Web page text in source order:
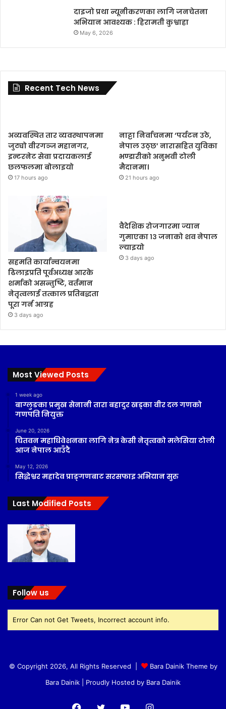
दाइजो प्रथा न्यूनीकरणका लागि जनचेतना
अभियान आवश्यक : हिरामती कुश्वाहा
May 6, 2026
Recent Tech News
अव्यवस्थित तार व्यवस्थापनमा
जुट्यो वीरगञ्ज महानगर,
इन्टरनेट सेवा प्रदायकलाई
छलफलमा बोलाइयो
17 hours ago
नाट्टा निर्वाचनमा ‘पर्यटन उठे,
नेपाल उठ्छ’ नारासहित युविका
भण्डारीको अनुभवी टोली
मैदानमा।
21 hours ago
सहमति कार्यान्वयनमा
ढिलाइप्रति पूर्वअध्यक्ष आरके
शर्माको असन्तुष्टि, वर्तमान
नेतृत्वलाई तत्काल प्रतिबद्धता
पूरा गर्न आग्रह
3 days ago
वैदेशिक रोजगारमा ज्यान
गुमाएका १३ जनाको शव नेपाल
ल्याइयो
3 days ago
Most Viewed Posts
1 week ago
बाग्लुङका प्रमुख सेनानी तारा बहादुर खड्का वीर दल गणको
गणपति नियुक्त
June 20, 2026
चितवन महाधिवेशनका लागि नेत्र केसी नेतृत्वको मलेसिया टोली
आज नेपाल आउँदै
May 12, 2026
सिद्धेश्वर महादेव प्राङ्गणबाट सरसफाइ अभियान सुरु
Last Modified Posts
Follow us
Error Can not Get Tweets, Incorrect account info.
© Copyright 2026, All Rights Reserved |
Bara Dainik Theme by
Bara Dainik | Proudly Hosted by Bara Dainik